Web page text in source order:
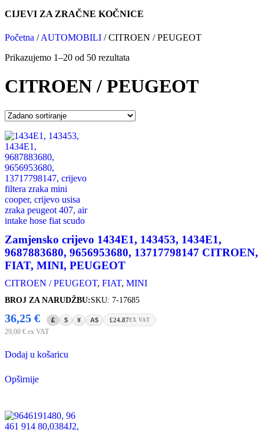
CIJEVI ZA ZRAČNE KOČNICE
Početna / AUTOMOBILI / CITROEN / PEUGEOT
Prikazujemo 1–20 od 50 rezultata
CITROEN / PEUGEOT
Zamjensko crijevo 1434E1, 143453, 1434E1,
9687883680, 9656953680, 13717798147 CITROEN,
FIAT, MINI, PEUGEOT
CITROEN / PEUGEOT, FIAT, MINI
BROJ ZA NARUDŽBU:SKU: 7-17685
36,25 € £ $ ¥ A$ £24.87EX VAT
29,00 € ex VAT
Dodaj u košaricu
Opširnije